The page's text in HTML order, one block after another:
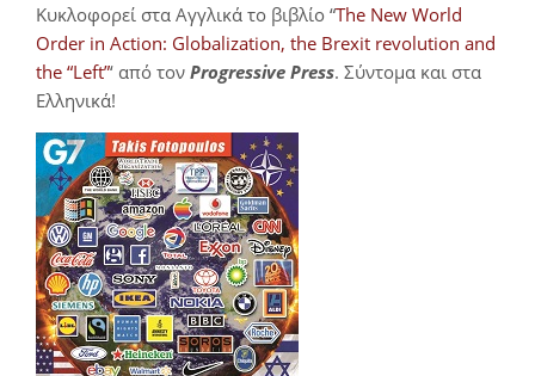
Κυκλοφορεί στα Αγγλικά το βιβλίο “The New World
Order in Action: Globalization, the Brexit revolution and
the “Left”‘ από τον Progressive Press. Σύντομα και στα
Ελληνικά!